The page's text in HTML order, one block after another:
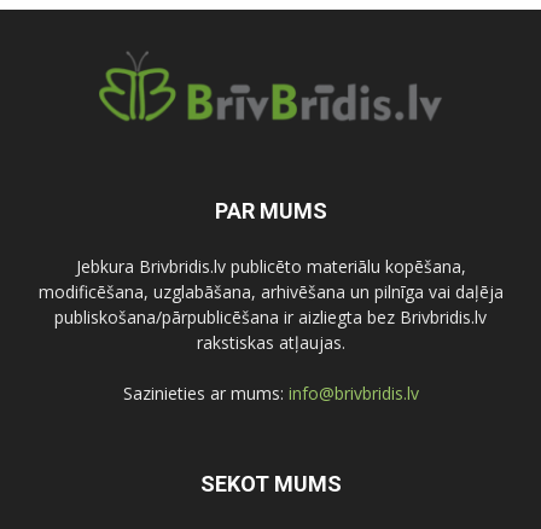
PAR MUMS
Jebkura Brivbridis.lv publicēto materiālu kopēšana,
modificēšana, uzglabāšana, arhivēšana un pilnīga vai daļēja
publiskošana/pārpublicēšana ir aizliegta bez Brivbridis.lv
rakstiskas atļaujas.
Sazinieties ar mums: info@brivbridis.lv
SEKOT MUMS